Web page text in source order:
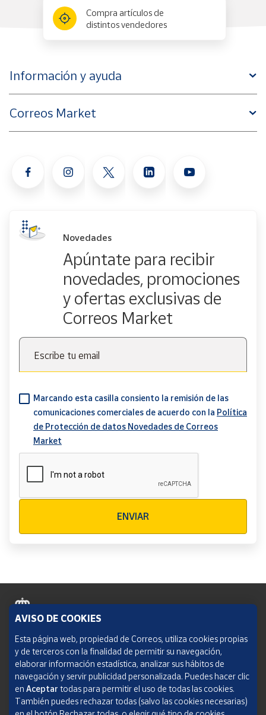
Compra artículos de
distintos vendedores
Información y ayuda
Correos Market
Novedades
Apúntate para recibir
novedades, promociones
y ofertas exclusivas de
Correos Market
Escribe tu email
Marcando esta casilla consiento la remisión de las
comunicaciones comerciales de acuerdo con la Política
de Protección de datos Novedades de Correos
Market
ENVIAR
Política de cookies
Aviso legal
Condiciones del servicio
Política de Privacidad Web
AVISO DE COOKIES
Esta página web, propiedad de Correos, utiliza cookies propias
y de terceros con la finalidad de permitir su navegación,
elaborar información estadística, analizar sus hábitos de
navegación y servir publicidad personalizada. Puedes hacer clic
en Aceptar todas para permitir el uso de todas las cookies.
También puedes rechazar todas (salvo las cookies necesarias)